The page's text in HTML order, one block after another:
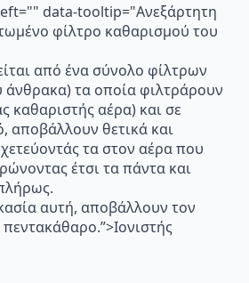
data-tooltip="Ανεξάρτητη
φίλτρο καθαρισμού του
από ένα σύνολο φίλτρων
άνθρακα) τα οποία φιλτράρουν
καθαριστής αέρα) και σε
αποβάλλουν θετικά και
τα στον αέρα που
έτσι τα πάντα και
αυτή, αποβάλλουν τον